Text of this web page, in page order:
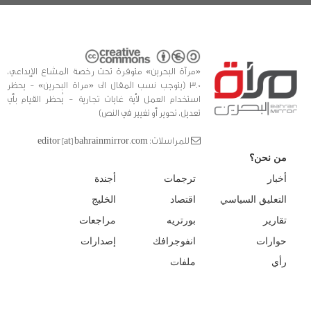
«مرآة البحرين» متوفرة تحت رخصة المشاع الإبداعي،
3.0 (يتوجب نسب المقال الى «مراة البحرين» - يحظر
استخدام العمل لأية غايات تجارية - يُحظر القيام بأي
تعديل، تحوير أو تغيير في النص)
للمراسلات: editor [at] bahrainmirror.com
من نحن؟
أخبار
التعليق السياسي
تقارير
حوارات
رأي
ترجمات
اقتصاد
بورتريه
انفوجرافك
ملفات
أجندة
الخليج
مراجعات
إصدارات